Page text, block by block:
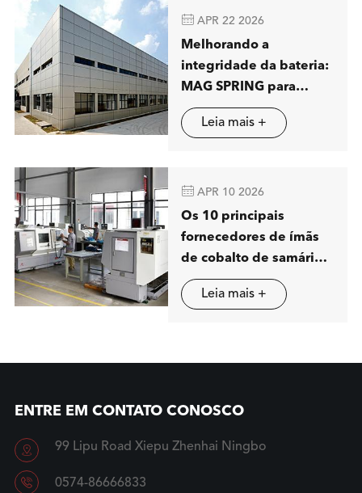
 APR 22 2026
Melhorando a
integridade da bateria:
MAG SPRING para
mostrar soluções
avançadas de
Leia mais +
 APR 10 2026
Os 10 principais
fornecedores de ímãs
de cobalto de samário
(SmCo) na China
Leia mais +
ENTRE EM CONTATO CONOSCO
 99 Lipu Road Xiepu Zhenhai Ningbo
 0574-86666833